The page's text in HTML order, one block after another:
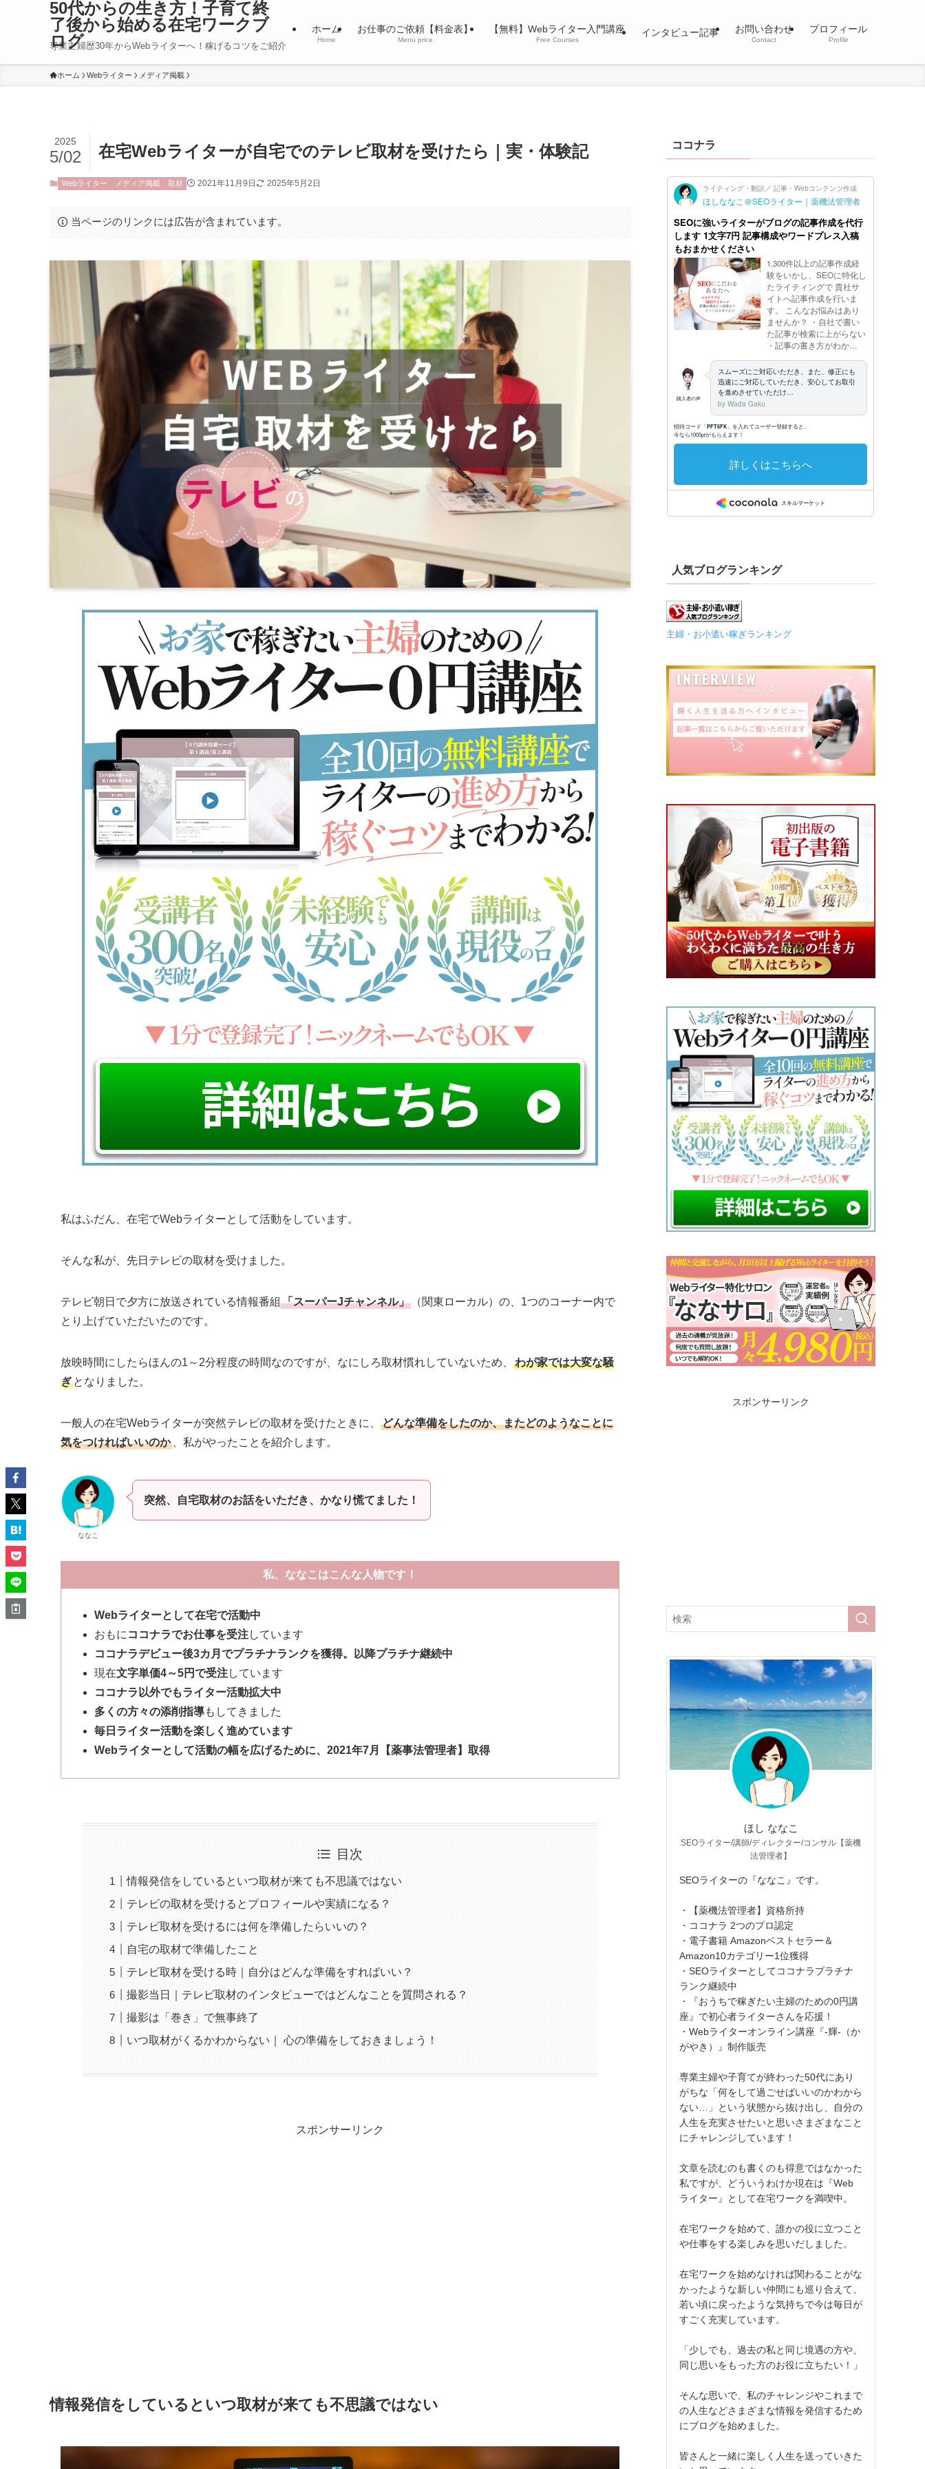
50代からの生き方！子育て終
了後から始める在宅ワークブ
ログ
専業主婦歴30年からWebライターへ！稼げるコツをご紹介
ホーム
Home
お仕事のご依頼【料金表】
Menu price
【無料】Webライター入門講座
Free Courses
インタビュー記事 お問い合わせ
Contact
プロフィール
Profile
ホーム Webライター メディア掲載
在宅Webライターが自宅でのテレビ取材を受けたら｜実・体験記
2025
5/02
Webライター メディア掲載 取材 2021年11月9日 2025年5月2日
当ページのリンクには広告が含まれています。
私はふだん、在宅でWebライターとして活動をしています。
そんな私が、先日テレビの取材を受けました。
テレビ朝日で夕方に放送されている情報番組 「スーパーJチャンネル」
（関東ローカル）の、1つのコーナー内で
とり上げていただいたのです。
放映時間にしたらほんの1～2分程度の時間なのですが、なにしろ取材慣れしていないため、
わが家では大変な騒
ぎ となりました。
一般人の在宅Webライターが突然テレビの取材を受けたときに、
どんな準備をしたのか、またどのようなことに
気をつければいいのか
、私がやったことを紹介します。
ななこ
突然、自宅取材のお話をいただき、かなり慌てました！
私、ななこはこんな人物です！
Webライターとして在宅で活動中
おもに ココナラでお仕事を受注しています
ココナラデビュー後3カ月でプラチナランクを獲得。以降プラチナ継続中
現在文字単価4～5円で受注しています
ココナラ以外でもライター活動拡大中
多くの方々の添削指導もしてきました
毎日ライター活動を楽しく進めています
Webライターとして活動の幅を広げるために、2021年7月【薬事法管理者】取得
目次
情報発信をしているといつ取材が来ても不思議ではない
テレビの取材を受けるとプロフィールや実績になる？
テレビ取材を受けるには何を準備したらいいの？
自宅の取材で準備したこと
テレビ取材を受ける時｜自分はどんな準備をすればいい？
撮影当日｜テレビ取材のインタビューではどんなことを質問される？
撮影は「巻き」で無事終了
いつ取材がくるかわからない｜ 心の準備をしておきましょう！
スポンサーリンク
情報発信をしているといつ取材が来ても不思議ではない
ココナラ
人気ブログランキング
主婦・お小遣い稼ぎランキング
スポンサーリンク
ほし ななこ
SEOライター/講師/ディレクター/コンサル【薬機
法管理者】
SEOライターの『ななこ』です。
・【薬機法管理者】資格所持
・ココナラ 2つのプロ認定
・電子書籍 Amazonベストセラー＆
Amazon10カテゴリー1位獲得
・SEOライターとしてココナラプラチナ
ランク継続中
・『おうちで稼ぎたい主婦のための0円講
座』で初心者ライターさんを応援！
・Webライターオンライン講座『‐輝‐（か
がやき）』制作販売
専業主婦や子育てが終わった50代にあり
がちな「何をして過ごせばいいのかわから
ない…」という状態から抜け出し、自分の
人生を充実させたいと思いさまざまなこと
にチャレンジしています！
文章を読むのも書くのも得意ではなかった
私ですが、どういうわけか現在は『Web
ライター』として在宅ワークを満喫中。
在宅ワークを始めて、誰かの役に立つこと
や仕事をする楽しみを思いだしました。
在宅ワークを始めなければ関わることがな
かったような新しい仲間にも巡り合えて、
若い頃に戻ったような気持ちで今は毎日が
すごく充実しています。
「少しでも、過去の私と同じ境遇の方や、
同じ思いをもった方のお役に立ちたい！」
そんな思いで、私のチャレンジやこれまで
の人生などさまざまな情報を発信するため
にブログを始めました。
皆さんと一緒に楽しく人生を送っていきた